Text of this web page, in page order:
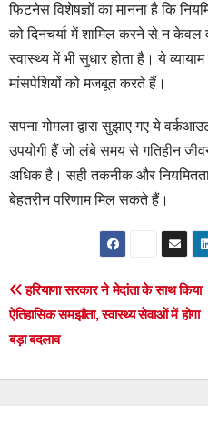
फिटनेस विशेषज्ञों का मानना है कि
को दिनचर्या में शामिल करने से न केवल
स्वास्थ्य में भी सुधार होता है। ये
मांसपेशियों को मजबूत करते हैं।
सपना गोमला द्वारा सुझाए गए ये
उपयोगी हैं जो लंबे समय से गतिहीन
अधिक है। सही तकनीक और
बेहतरीन परिणाम मिल सकते हैं।
Post
navigation
हरियाणा सरकार ने मेदांता के साथ किया
ऐतिहासिक समझौता, स्वास्थ्य सेवाओं में होगा
बड़ा बदलाव